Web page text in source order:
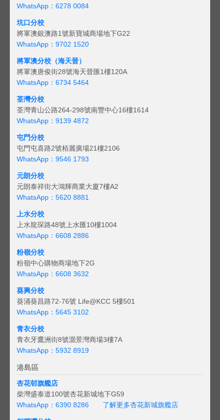
WhatsApp：6278 0084
坑口分校
將軍澳銀澳路1號新寶城商場地下G22
WhatsApp：9702 1520
將軍澳分校（海天晉）
將軍澳唐俊街28號海天晉匯1樓120A
WhatsApp：6734 5464
荃灣分校
荃灣青山公路264-298號南豐中心16樓1614
WhatsApp：9139 4872
屯門分校
屯門屯喜路2號栢麗廣場21樓2106
WhatsApp：9546 1793
元朗分校
元朗泰祥街大鴻輝商業大廈7樓A2
WhatsApp：5620 8881
上水分校
上水龍琛路48號上水匯10樓1004
WhatsApp：6608 2886
粉嶺分校
粉嶺中心購物商場地下2G
WhatsApp：6608 3632
葵興分校
葵涌葵昌路72-76號 Life@KCC 5樓501
WhatsApp：5645 3102
青衣分校
青衣牙鷹洲街8號灝景灣商場3樓7A
WhatsApp：5932 8919
港島區
杏花邨旗艦店
柴灣盛泰道100號杏花新城地下G59
WhatsApp：6390 8286
了解更多杏花新城旗艦店